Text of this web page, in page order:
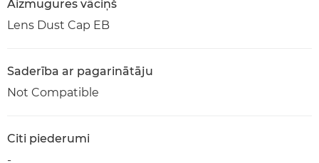
Aizmugures vāciņš
Lens Dust Cap EB
Saderība ar pagarinātāju
Not Compatible
Citi piederumi
-